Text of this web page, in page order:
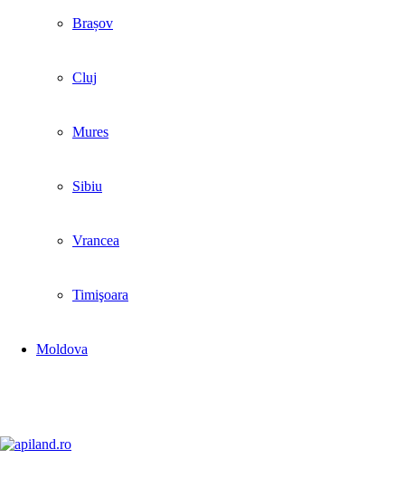
Brașov
Cluj
Mures
Sibiu
Vrancea
Timişoara
Moldova